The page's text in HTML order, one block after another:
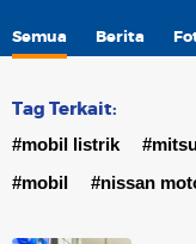
Semua Berita
Tag Terkait:
#mobil listrik
#mobil
#nissan